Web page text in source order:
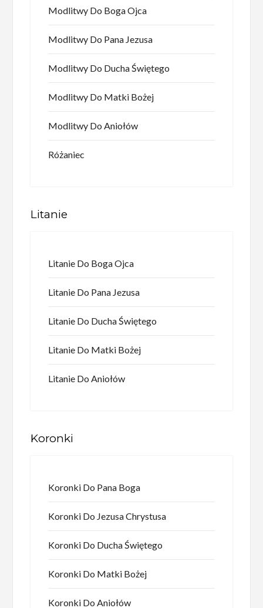
Modlitwy Do Boga Ojca
Modlitwy Do Pana Jezusa
Modlitwy Do Ducha Świętego
Modlitwy Do Matki Bożej
Modlitwy Do Aniołów
Różaniec
Litanie
Litanie Do Boga Ojca
Litanie Do Pana Jezusa
Litanie Do Ducha Świętego
Litanie Do Matki Bożej
Litanie Do Aniołów
Koronki
Koronki Do Pana Boga
Koronki Do Jezusa Chrystusa
Koronki Do Ducha Świętego
Koronki Do Matki Bożej
Koronki Do Aniołów